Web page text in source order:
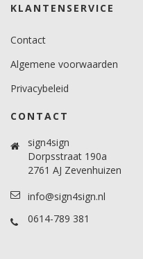
KLANTENSERVICE
Contact
Algemene voorwaarden
Privacybeleid
CONTACT
sign4sign
Dorpsstraat 190a
2761 AJ Zevenhuizen
info@sign4sign.nl
0614-789 381